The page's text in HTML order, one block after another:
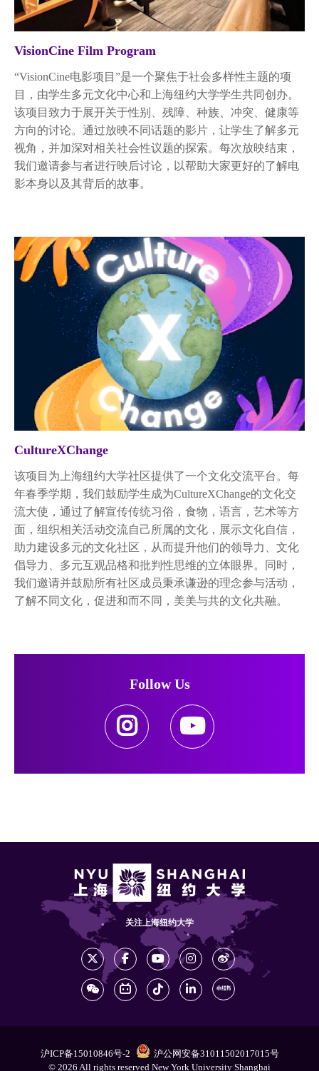
VisionCine Film Program
“VisionCine电影项目”是一个聚焦于社会多样性主题的项
目，由学生多元文化中心和上海纽约大学学生共同创办。
该项目致力于展开关于性别、残障、种族、冲突、健康等
方向的讨论。通过放映不同话题的影片，让学生了解多元
视角，并加深对相关社会性议题的探索。每次放映结束，
我们邀请参与者进行映后讨论，以帮助大家更好的了解电
影本身以及其背后的故事。
CultureXChange
该项目为上海纽约大学社区提供了一个文化交流平台。每
年春季学期，我们鼓励学生成为CultureXChange的文化交
流大使，通过了解宣传传统习俗，食物，语言，艺术等方
面，组织相关活动交流自己所属的文化，展示文化自信，
助力建设多元的文化社区，从而提升他们的领导力、文化
倡导力、多元互观品格和批判性思维的立体眼界。同时，
我们邀请并鼓励所有社区成员秉承谦逊的理念参与活动，
了解不同文化，促进和而不同，美美与共的文化共融。
Follow Us
关注上海纽约大学
沪ICP备15010846号-2
沪公网安备31011502017015号
© 2026 All rights reserved New York University Shanghai